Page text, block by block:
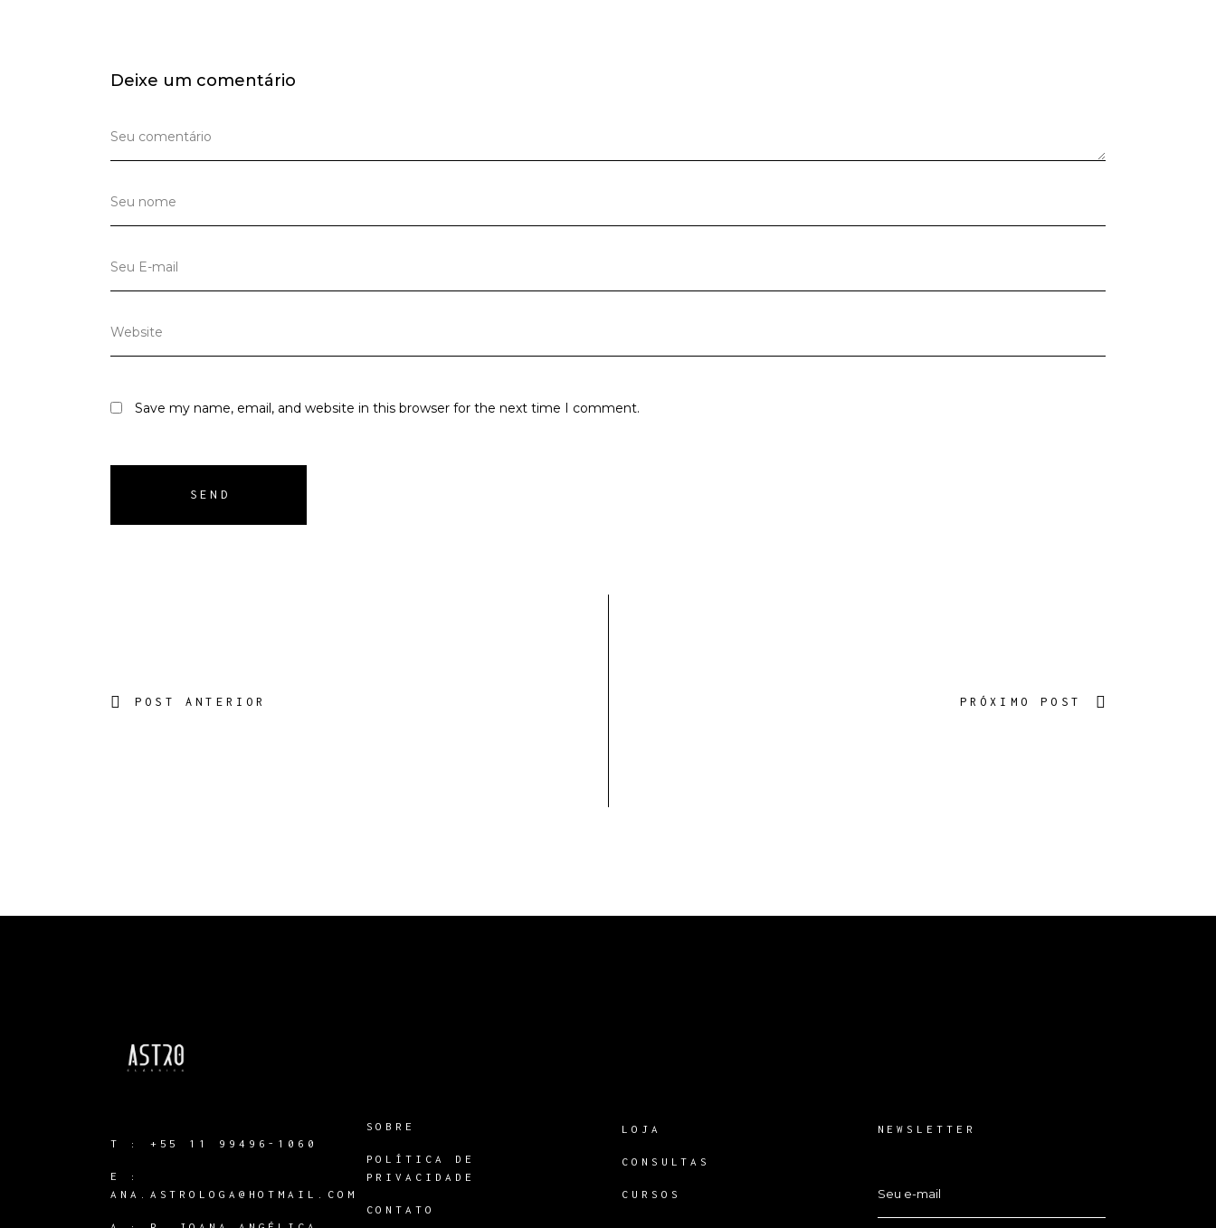
Deixe um comentário
Save my name, email, and website in this browser for the next time I comment.
SEND
POST ANTERIOR PRÓXIMO POST
T : +55 11 99496-1060
E :
ANA.ASTROLOGA@HOTMAIL.COM
SOBRE
POLÍTICA DE
PRIVACIDADE
CONTATO
LOJA
CONSULTAS
CURSOS
NEWSLETTER